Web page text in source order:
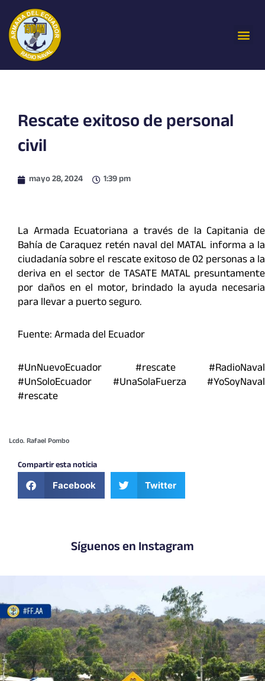
contenido
Rescate exitoso de personal
civil
mayo 28, 2024 1:39 pm
La Armada Ecuatoriana a través de la Capitania de
Bahía de Caraquez retén naval del MATAL informa a la
ciudadanía sobre el rescate exitoso de 02 personas a la
deriva en el sector de TASATE MATAL presuntamente
por daños en el motor, brindado la ayuda necesaria
para llevar a puerto seguro.
Fuente: Armada del Ecuador
#UnNuevoEcuador #rescate #RadioNaval
#UnSoloEcuador #UnaSolaFuerza #YoSoyNaval
#rescate
Lcdo. Rafael Pombo
Compartir esta noticia
Facebook Twitter
Síguenos en Instagram